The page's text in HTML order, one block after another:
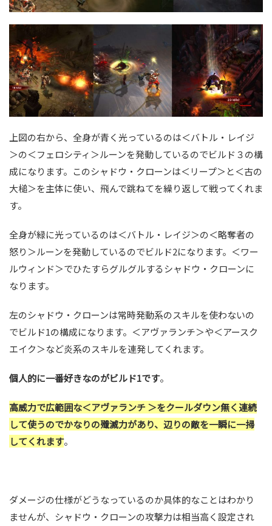
上図の右から、全身が青く光っているのは＜バトル・レイジ
＞の＜フェロシティ＞ルーンを発動しているのでビルド３の構
成になります。このシャドウ・クローンは＜リープ＞と＜古の
大槌＞を主体に使い、飛んで跳ねてを繰り返して戦ってくれま
す。
全身が緑に光っているのは＜バトル・レイジ＞の＜略奪者の
怒り＞ルーンを発動しているのでビルド2になります。＜ワー
ルウィンド＞でひたすらグルグルするシャドウ・クローンに
なります。
左のシャドウ・クローンは常時発動系のスキルを使わないの
でビルド1の構成になります。＜アヴァランチ＞や＜アースク
エイク＞など炎系のスキルを連発してくれます。
個人的に一番好きなのがビルド1です。
高威力で広範囲な＜アヴァランチ ＞をクールダウン無く連続
して使うのでかなりの殲滅力があり、辺りの敵を一瞬に一掃
してくれます。
ダメージの仕様がどうなっているのか具体的なことはわかり
ませんが、シャドウ・クローンの攻撃力は相当高く設定され